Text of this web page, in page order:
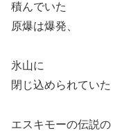
積んでいた
原爆は爆発、
氷山に
閉じ込められていた
エスキモーの伝説の